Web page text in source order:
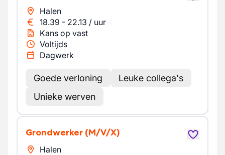
Halen
18.39 - 22.13 / uur
Kans op vast
Voltijds
Dagwerk
Goede verloning
Leuke collega's
Unieke werven
Grondwerker (M/V/X)
Halen